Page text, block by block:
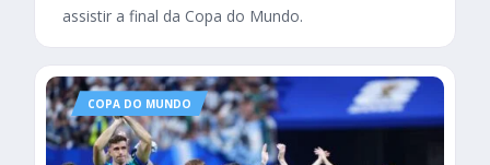
assistir a final da Copa do Mundo.
COPA DO MUNDO